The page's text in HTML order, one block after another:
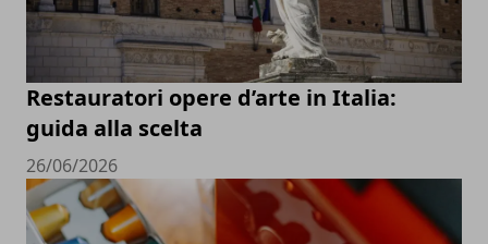
Restauratori opere d’arte in Italia:
guida alla scelta
26/06/2026